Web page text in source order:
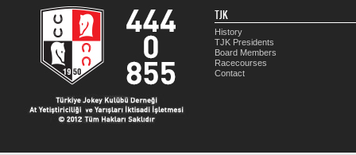
TJK
History
TJK Presidents
Board Members
Racecourses
Contact